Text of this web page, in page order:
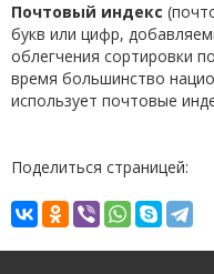
Почтовый индекс
букв или цифр,
облегчения сортировки
время большинство
использует почтовые
Поделиться страницей: